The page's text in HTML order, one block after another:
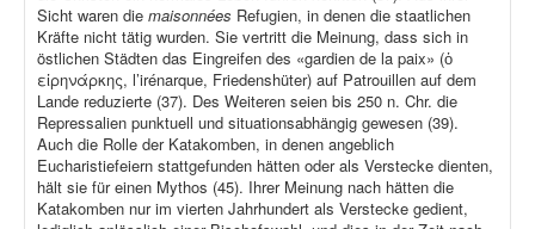
Sicht waren die maisonnées Refugien, in denen die staatlichen
Kräfte nicht tätig wurden. Sie vertritt die Meinung, dass sich in
östlichen Städten das Eingreifen des «gardien de la paix» (ὁ
εἰρηνάρκης, l’irénarque, Friedenshüter) auf Patrouillen auf dem
Lande reduzierte (37). Des Weiteren seien bis 250 n. Chr. die
Repressalien punktuell und situationsabhängig gewesen (39).
Auch die Rolle der Katakomben, in denen angeblich
Eucharistiefeiern stattgefunden hätten oder als Verstecke dienten,
hält sie für einen Mythos (45). Ihrer Meinung nach hätten die
Katakomben nur im vierten Jahrhundert als Verstecke gedient,